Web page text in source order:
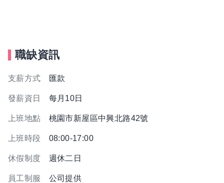
職缺資訊
支薪方式 匯款
發薪資日 每月10日
上班地點 桃園市新屋區中興北路42號
上班時段 08:00-17:00
休假制度 週休二日
員工制服 公司提供